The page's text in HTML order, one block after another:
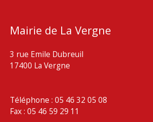
Mairie de La Vergne
3 rue Emile Dubreuil
17400 La Vergne
Téléphone : 05 46 32 05 08
Fax : 05 46 59 29 11